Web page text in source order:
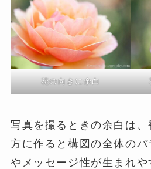
花の向きに余白
写真を撮るときの余白は
方に作ると構図の全体のバ
やメッセージ性が生まれや